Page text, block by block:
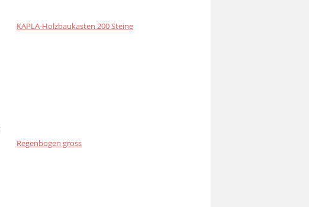
KAPLA-Holzbaukasten 200 Steine
Regenbogen gross